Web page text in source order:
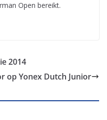
Open bereikt.
2014
op Yonex Dutch Junior